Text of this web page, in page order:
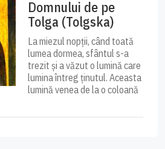
Domnului de pe
Tolga (Tolgska)
La miezul nopții, când toată
lumea dormea, sfântul s-a
trezit și a văzut o lumină care
lumina întreg ținutul. Aceasta
lumină venea de la o coloană